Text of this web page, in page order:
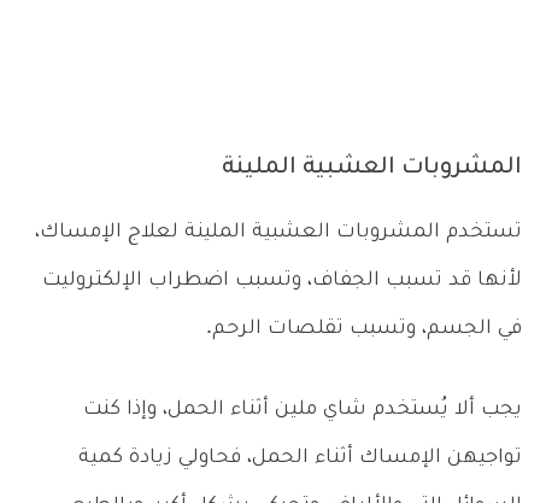
المشروبات العشبية الملينة
تستخدم المشروبات العشبية الملينة لعلاج الإمساك،
لأنها قد تسبب الجفاف، وتسبب اضطراب الإلكتروليت
في الجسم، وتسبب تقلصات الرحم.
يجب ألا يُستخدم شاي ملين أثناء الحمل، وإذا كنت
تواجيهن الإمساك أثناء الحمل، فحاولي زيادة كمية